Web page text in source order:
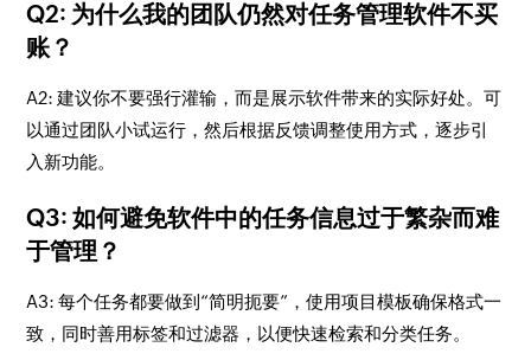
Q2: 为什么我的团队仍然对任务管理软件不买
账？
A2: 建议你不要强行灌输，而是展示软件带来的实际好处。可
以通过团队小试运行，然后根据反馈调整使用方式，逐步引
入新功能。
Q3: 如何避免软件中的任务信息过于繁杂而难
于管理？
A3: 每个任务都要做到“简明扼要”，使用项目模板确保格式一
致，同时善用标签和过滤器，以便快速检索和分类任务。